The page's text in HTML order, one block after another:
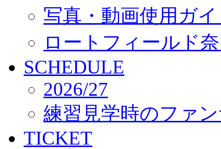
写真・動画使用ガ
ロートフィールド
SCHEDULE
2026/27
練習見学時のファ
TICKET